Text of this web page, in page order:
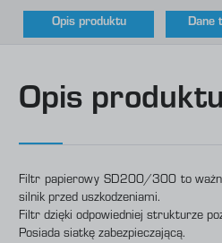
Opis produktu Dane
Opis produktu
Filtr papierowy SD200/300 to ważny
silnik przed uszkodzeniami.
Filtr dzięki odpowiedniej strukturze
Posiada siatkę zabezpieczającą.